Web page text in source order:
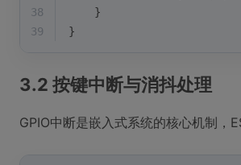
38
    }
39
}
3.2 按键中断与消抖处理
GPIO中断是嵌入式系统的核心机制，